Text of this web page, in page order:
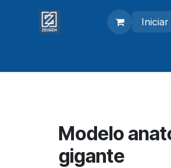
Iniciar
Modelo
gigante